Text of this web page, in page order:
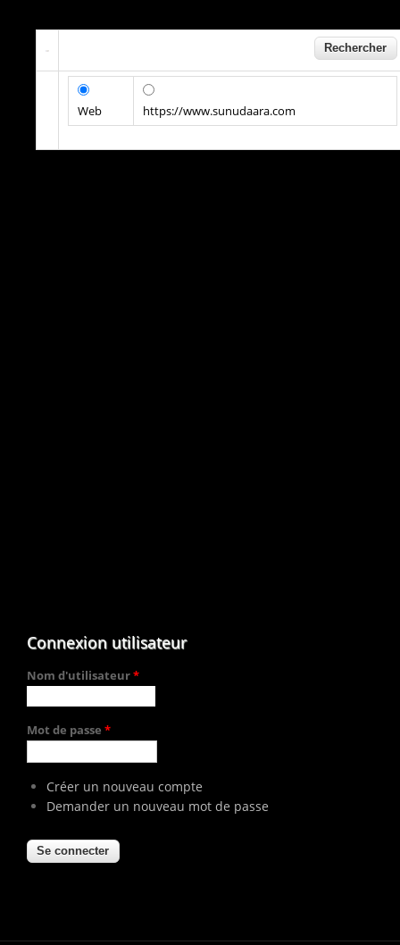
Web https://www.sunudaara.com
Connexion utilisateur
Nom d'utilisateur*
Mot de passe *
Créer un nouveau compte
Demander un nouveau mot de passe